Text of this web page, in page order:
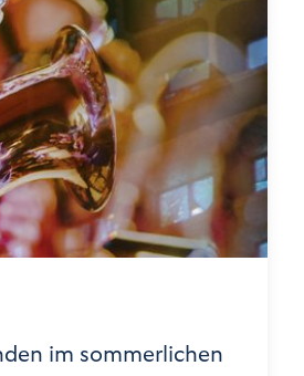
im sommerlichen